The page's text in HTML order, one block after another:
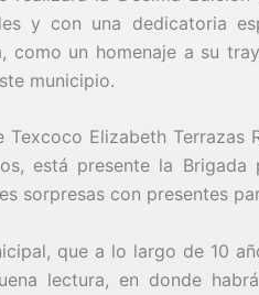
y con una dedicatoria
como un homenaje a su
municipio.
Texcoco Elizabeth
está presente la
sorpresas con presentes
que a lo largo de 10
lectura, en donde